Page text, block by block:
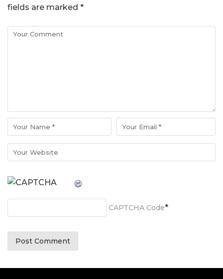
fields are marked *
CAPTCHA Code*